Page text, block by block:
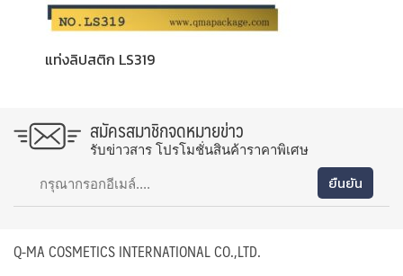
แท่งลิปสติก LS319
สมัครสมาชิกจดหมายข่าว
รับข่าวสาร โปรโมชั่นสินค้าราคาพิเศษ
Q-MA COSMETICS INTERNATIONAL CO.,LTD.